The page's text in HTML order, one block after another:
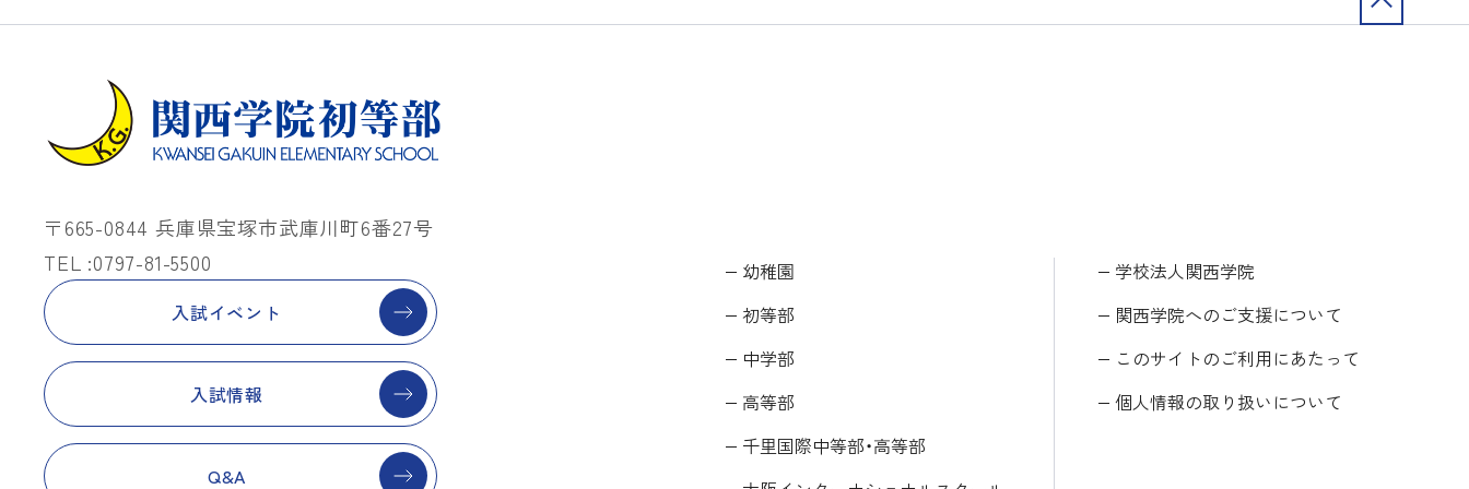
〒665-0844 兵庫県宝塚市武庫川町6番27号
TEL :0797-81-5500
入試イベント
入試情報
Q&A
幼稚園
初等部
中学部
高等部
千里国際中等部・高等部
学校法人関西学院
関西学院へのご支援について
このサイトのご利用にあたって
個人情報の取り扱いについて